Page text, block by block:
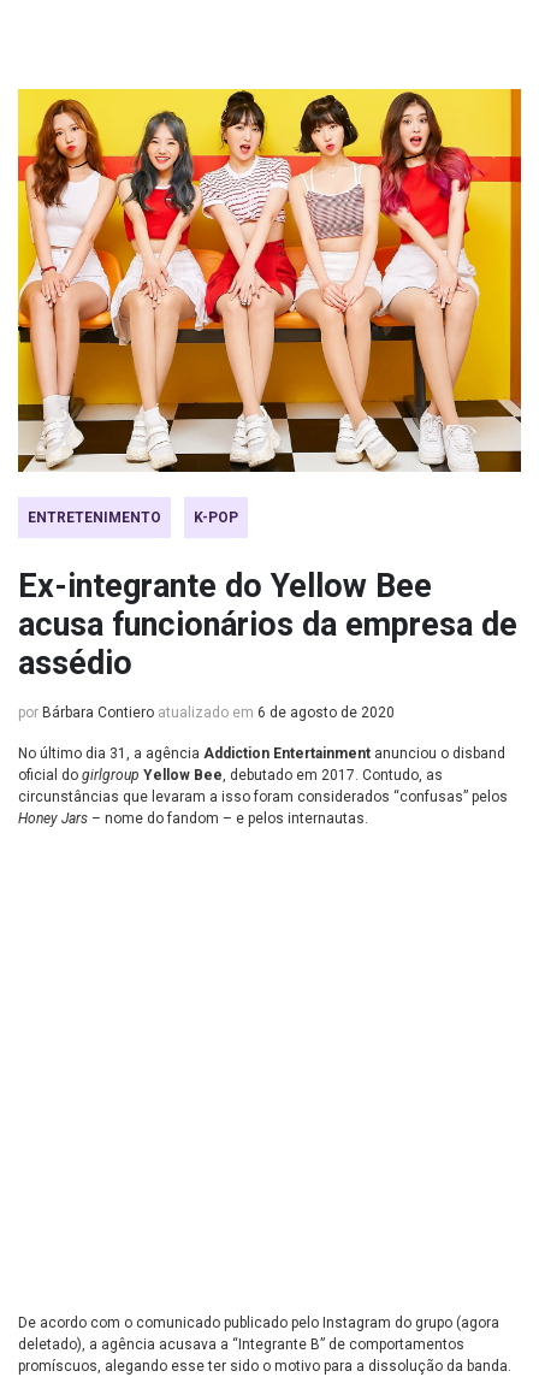
ENTRETENIMENTO K-POP
Ex-integrante do Yellow Bee
acusa funcionários da empresa de
assédio
por Bárbara Contiero atualizado em 6 de agosto de 2020
No último dia 31, a agência Addiction Entertainment anunciou o disband
oficial do girlgroup Yellow Bee, debutado em 2017. Contudo, as
circunstâncias que levaram a isso foram considerados “confusas” pelos
Honey Jars – nome do fandom – e pelos internautas.
De acordo com o comunicado publicado pelo Instagram do grupo (agora
deletado), a agência acusava a “Integrante B” de comportamentos
promíscuos, alegando esse ter sido o motivo para a dissolução da banda.